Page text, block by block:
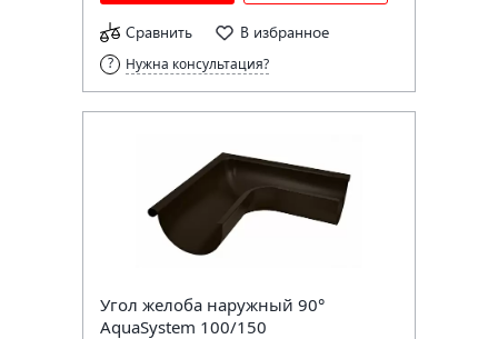
Сравнить В избранное
Нужна консультация?
Угол желоба наружный 90°
AquaSystem 100/150